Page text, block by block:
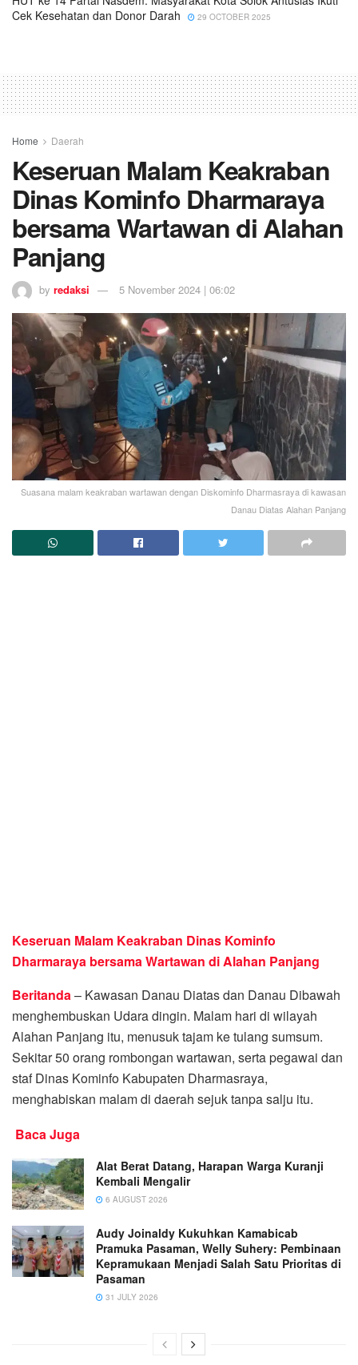
Cek Kesehatan dan Donor Darah
29 OCTOBER 2025
Home Daerah
Keseruan Malam Keakraban
Dinas Kominfo Dharmaraya
bersama Wartawan di Alahan
Panjang
by redaksi 5 November 2024 | 06:02
Suasana malam keakraban wartawan dengan Diskominfo Dharmasraya di kawasan
Danau Diatas Alahan Panjang
Keseruan Malam Keakraban Dinas Kominfo
Dharmaraya bersama Wartawan di Alahan Panjang
Beritanda– Kawasan Danau Diatas dan Danau Dibawah
menghembuskan Udara dingin. Malam hari di wilayah
Alahan Panjang itu, menusuk tajam ke tulang sumsum.
Sekitar 50 orang rombongan wartawan, serta pegawai dan
staf Dinas Kominfo Kabupaten Dharmasraya,
menghabiskan malam di daerah sejuk tanpa salju itu.
Baca Juga
Alat Berat Datang, Harapan Warga Kuranji
Kembali Mengalir
6 AUGUST 2026
Audy Joinaldy Kukuhkan Kamabicab
Pramuka Pasaman, Welly Suhery: Pembinaan
Kepramukaan Menjadi Salah Satu Prioritas di
Pasaman
31 JULY 2026